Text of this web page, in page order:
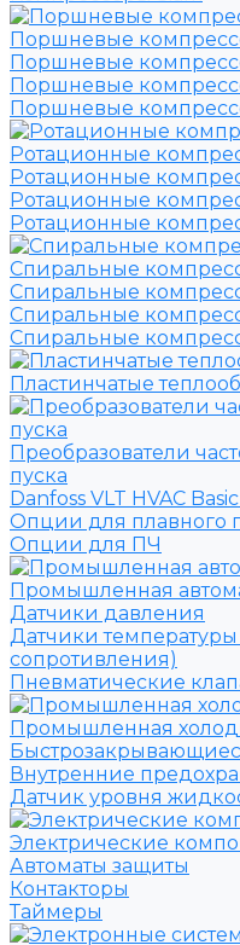
Поршневые
Поршневые
Поршневые
Поршневые
Ротационные
Ротационные
Ротационные
Ротационные
Спиральные
Спиральные
Спиральные
Спиральные
Пластинчатые
Преобразователи
пуска
Danfoss VLT HVAC
Опции для плавного
Опции для ПЧ
Промышленная
Датчики давления
Датчики
сопротивления)
Пневматические
Промышленная
Внутренние
Датчик уровня
Электрические
Автоматы защиты
Контакторы
Таймеры